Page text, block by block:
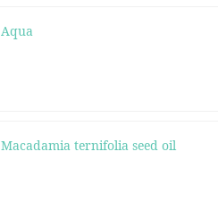
Aqua
Macadamia ternifolia seed oil